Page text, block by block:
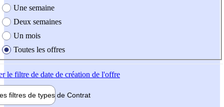
Une semaine
Deux semaines
Un mois
Toutes les offres
le filtre de date de création de l'offre
filtres de types de Contrat